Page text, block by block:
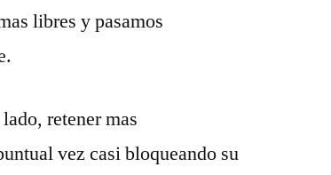
libres y pasamos
retener mas
vez casi bloqueando su